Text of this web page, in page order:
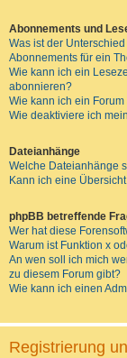
Abonnements und
Was ist der
Abonnements für ein
Wie kann ich ein
abonnieren?
Wie kann ich ein
Wie deaktiviere ich
Dateianhänge
Welche Dateianhänge
Kann ich eine
phpBB betreffende
Wer hat diese
Warum ist Funktion x
An wen soll ich mich
zu diesem Forum gibt?
Wie kann ich einen
Registrierung